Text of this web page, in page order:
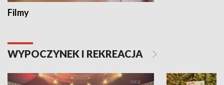
Filmy
WYPOCZYNEK I REKREACJA